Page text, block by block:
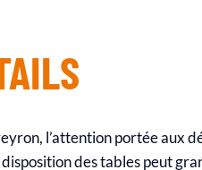
l’attention portée aux
des tables peut